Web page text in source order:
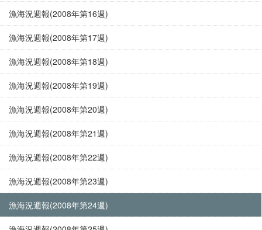
漁海況週報(2008年第16週)
漁海況週報(2008年第17週)
漁海況週報(2008年第18週)
漁海況週報(2008年第19週)
漁海況週報(2008年第20週)
漁海況週報(2008年第21週)
漁海況週報(2008年第22週)
漁海況週報(2008年第23週)
漁海況週報(2008年第24週)